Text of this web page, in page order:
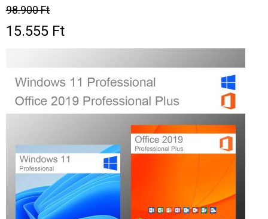
98.900 Ft
15.555 Ft